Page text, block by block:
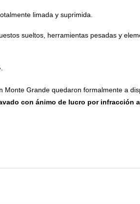
limada y suprimida.
sueltos, herramientas pesadas y
Monte Grande quedaron formalmente a
con ánimo de lucro por infracción